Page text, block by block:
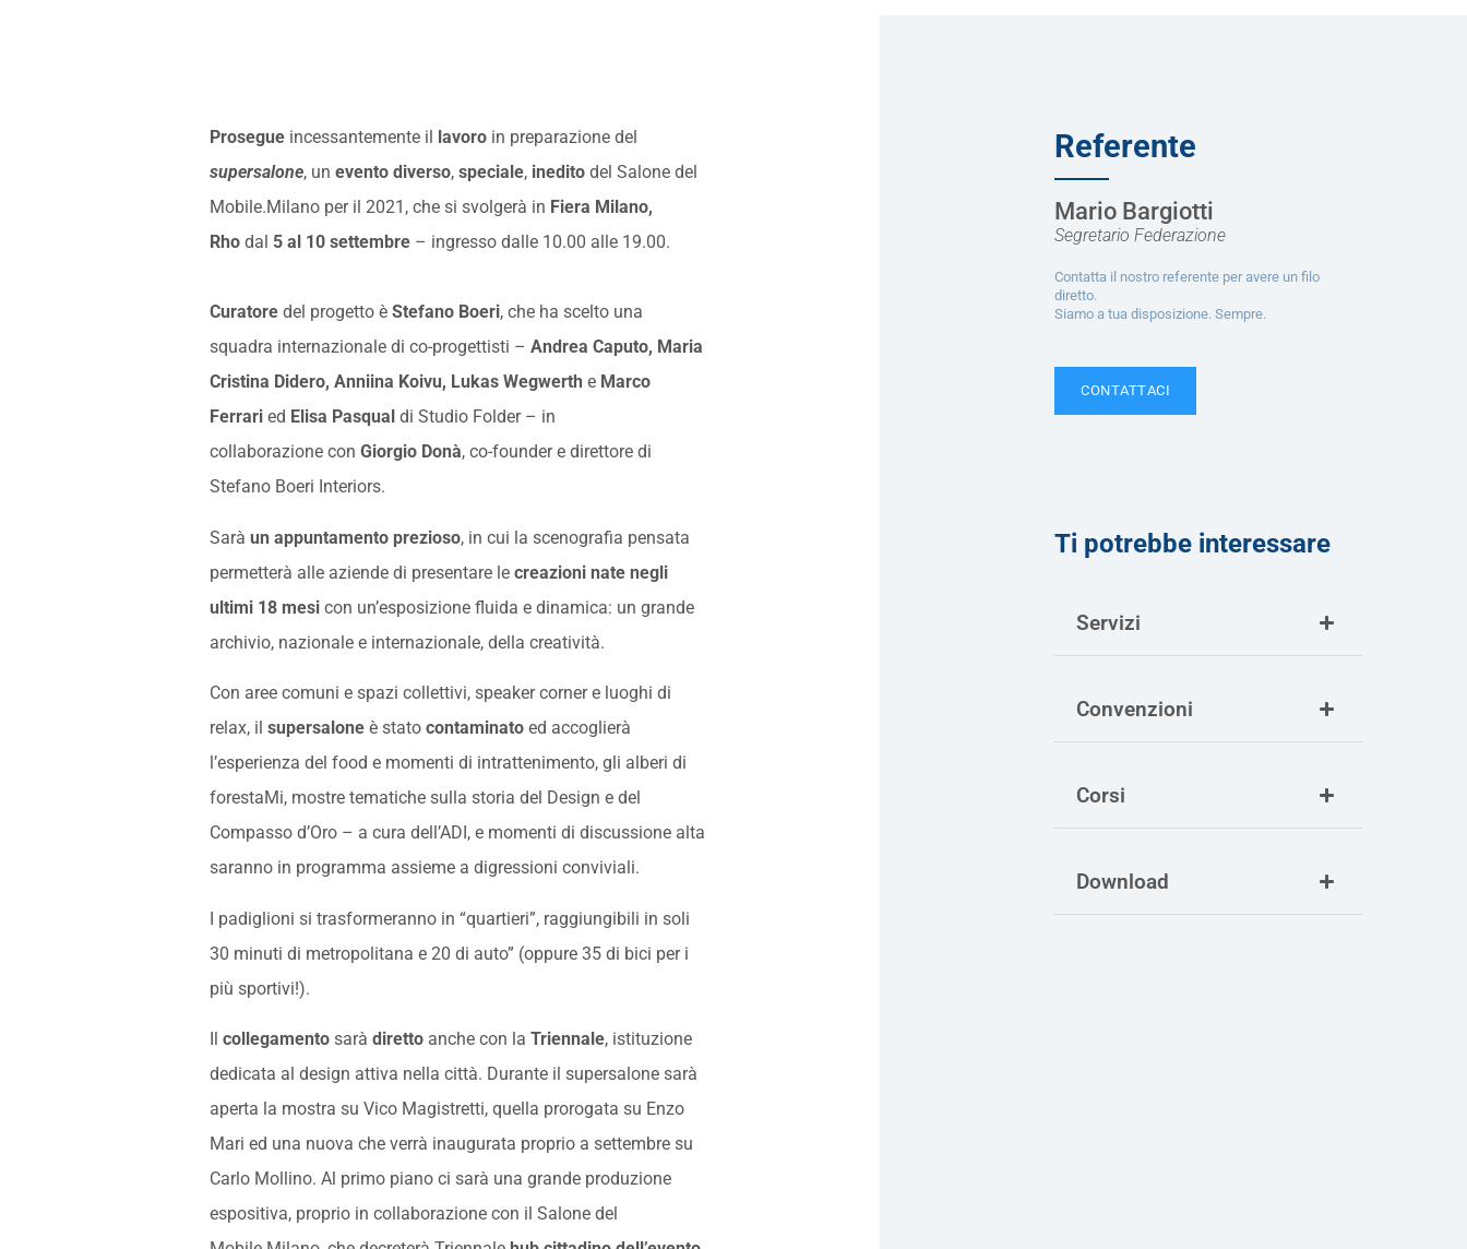
Prosegue incessantemente il lavoro in preparazione del
supersalone, un evento diverso, speciale, inedito del Salone del
Mobile.Milano per il 2021, che si svolgerà in Fiera Milano,
Rho dal 5 al 10 settembre – ingresso dalle 10.00 alle 19.00.
Curatore del progetto è Stefano Boeri, che ha scelto una
squadra internazionale di co-progettisti – Andrea Caputo, Maria
Cristina Didero, Anniina Koivu, Lukas Wegwerth e Marco
Ferrari ed Elisa Pasqual di Studio Folder – in
collaborazione con Giorgio Donà, co-founder e direttore di
Stefano Boeri Interiors.
Sarà un appuntamento prezioso, in cui la scenografia pensata
permetterà alle aziende di presentare le creazioni nate negli
ultimi 18 mesi con un’esposizione fluida e dinamica: un grande
archivio, nazionale e internazionale, della creatività.
Con aree comuni e spazi collettivi, speaker corner e luoghi di
relax, il supersalone è stato contaminato ed accoglierà
l’esperienza del food e momenti di intrattenimento, gli alberi di
forestaMi, mostre tematiche sulla storia del Design e del
Compasso d’Oro – a cura dell’ADI, e momenti di discussione alta
saranno in programma assieme a digressioni conviviali.
I padiglioni si trasformeranno in “quartieri”, raggiungibili in soli
30 minuti di metropolitana e 20 di auto” (oppure 35 di bici per i
più sportivi!).
Il collegamento sarà diretto anche con la Triennale, istituzione
dedicata al design attiva nella città. Durante il supersalone sarà
aperta la mostra su Vico Magistretti, quella prorogata su Enzo
Mari ed una nuova che verrà inaugurata proprio a settembre su
Carlo Mollino. Al primo piano ci sarà una grande produzione
espositiva, proprio in collaborazione con il Salone del
Referente
Mario Bargiotti
Segretario Federazione
Contatta il nostro referente per avere un filo
diretto.
Siamo a tua disposizione. Sempre.
CONTATTACI
Ti potrebbe interessare
Servizi
Convenzioni
Corsi
Download